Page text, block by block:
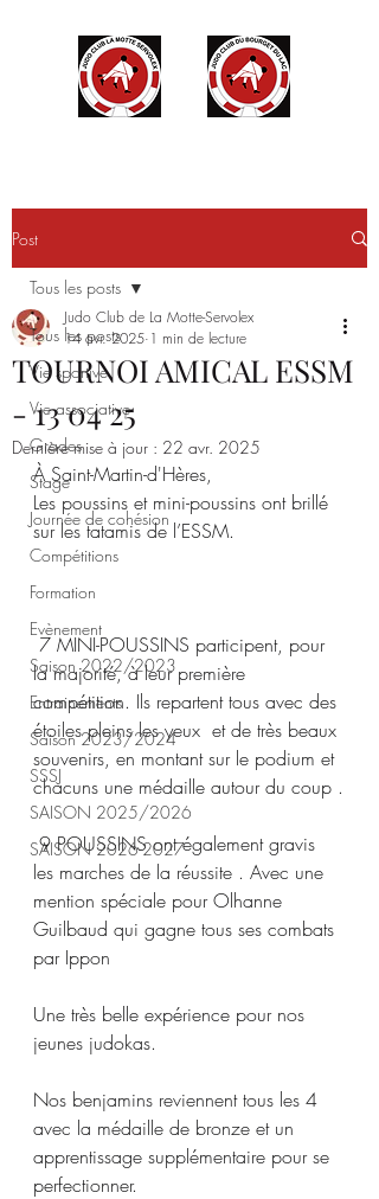
Post
Tous les posts
Vie sportive
Vie associative
Grades
Stage
Journée de cohésion
Compétitions
Formation
Evènement
Saison 2022/2023
Entrainements
Saison 2023/2024
SSSJ
SAISON 2025/2026
SAISON 2026-2027
Tous les posts
TOURNOI AMICAL ESSM
- 13 04 25
Judo Club de La Motte-Servolex
14 avr. 2025 1 min de lecture
Dernière mise à jour : 22 avr. 2025
À Saint-Martin-d'Hères,
Les poussins et mini-poussins ont brillé
sur les tatamis de l’ESSM.
7 MINI-POUSSINS participent, pour
la majorité, à leur première
compétition. Ils repartent tous avec des
étoiles pleins les yeux  et de très beaux
souvenirs, en montant sur le podium et
chacuns une médaille autour du coup .
9 POUSSINS ont également gravis
les marches de la réussite . Avec une
mention spéciale pour Olhanne
Guilbaud qui gagne tous ses combats
par Ippon
Une très belle expérience pour nos
jeunes judokas.
Nos benjamins reviennent tous les 4
avec la médaille de bronze et un
apprentissage supplémentaire pour se
perfectionner.